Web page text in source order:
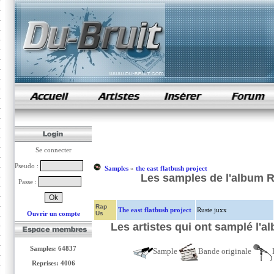
samples de rap
Se connecter
Pseudo :
Passe :
Ouvrir un compte
Samples: 64837
Reprises: 4006
Samples» the east flatbush project
Les samples de l'album
Rap
Us
The east flatbush project Ruste juxx
Les artistes qui ont samplé
Sample Bande originale